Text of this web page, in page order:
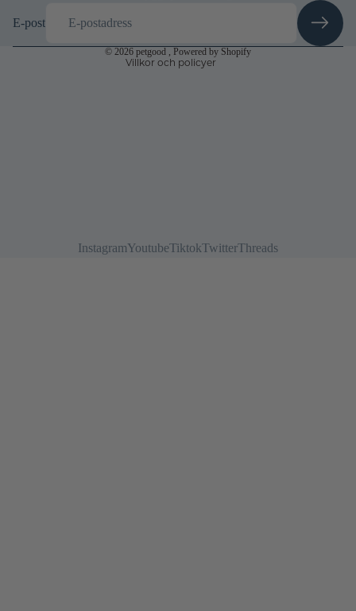
E-post
© 2026 petgood , Powered by Shopify
Villkor och policyer
InstagramYoutubeTiktokTwitterThreads